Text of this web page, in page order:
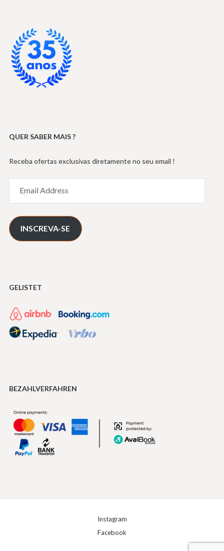
QUER SABER MAIS ?
Receba ofertas exclusivas diretamente no seu email !
Address
INSCREVA-SE
GELISTET
BEZAHLVERFAHREN
Instagram
Facebook